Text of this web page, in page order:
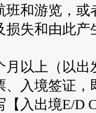
因造成的航
班和游览，
损失和由此
月以上（以
、入境签证